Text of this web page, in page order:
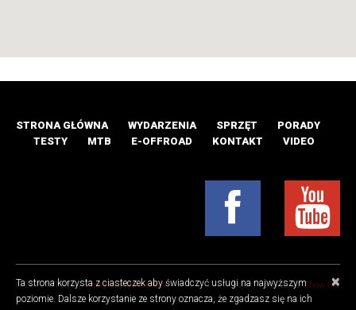
STRONA GŁÓWNA WYDARZENIA SPRZĘT
PORADY
TESTY
MTB E-OFFROAD KONTAKT VIDEO
© 2016 MTB.pl |Polityka prywatności Projekt i realizacja:Show Off
×
Ta strona korzysta z ciasteczek aby świadczyć usługi na najwyższym
poziomie. Dalsze korzystanie ze strony oznacza, że zgadzasz się na ich